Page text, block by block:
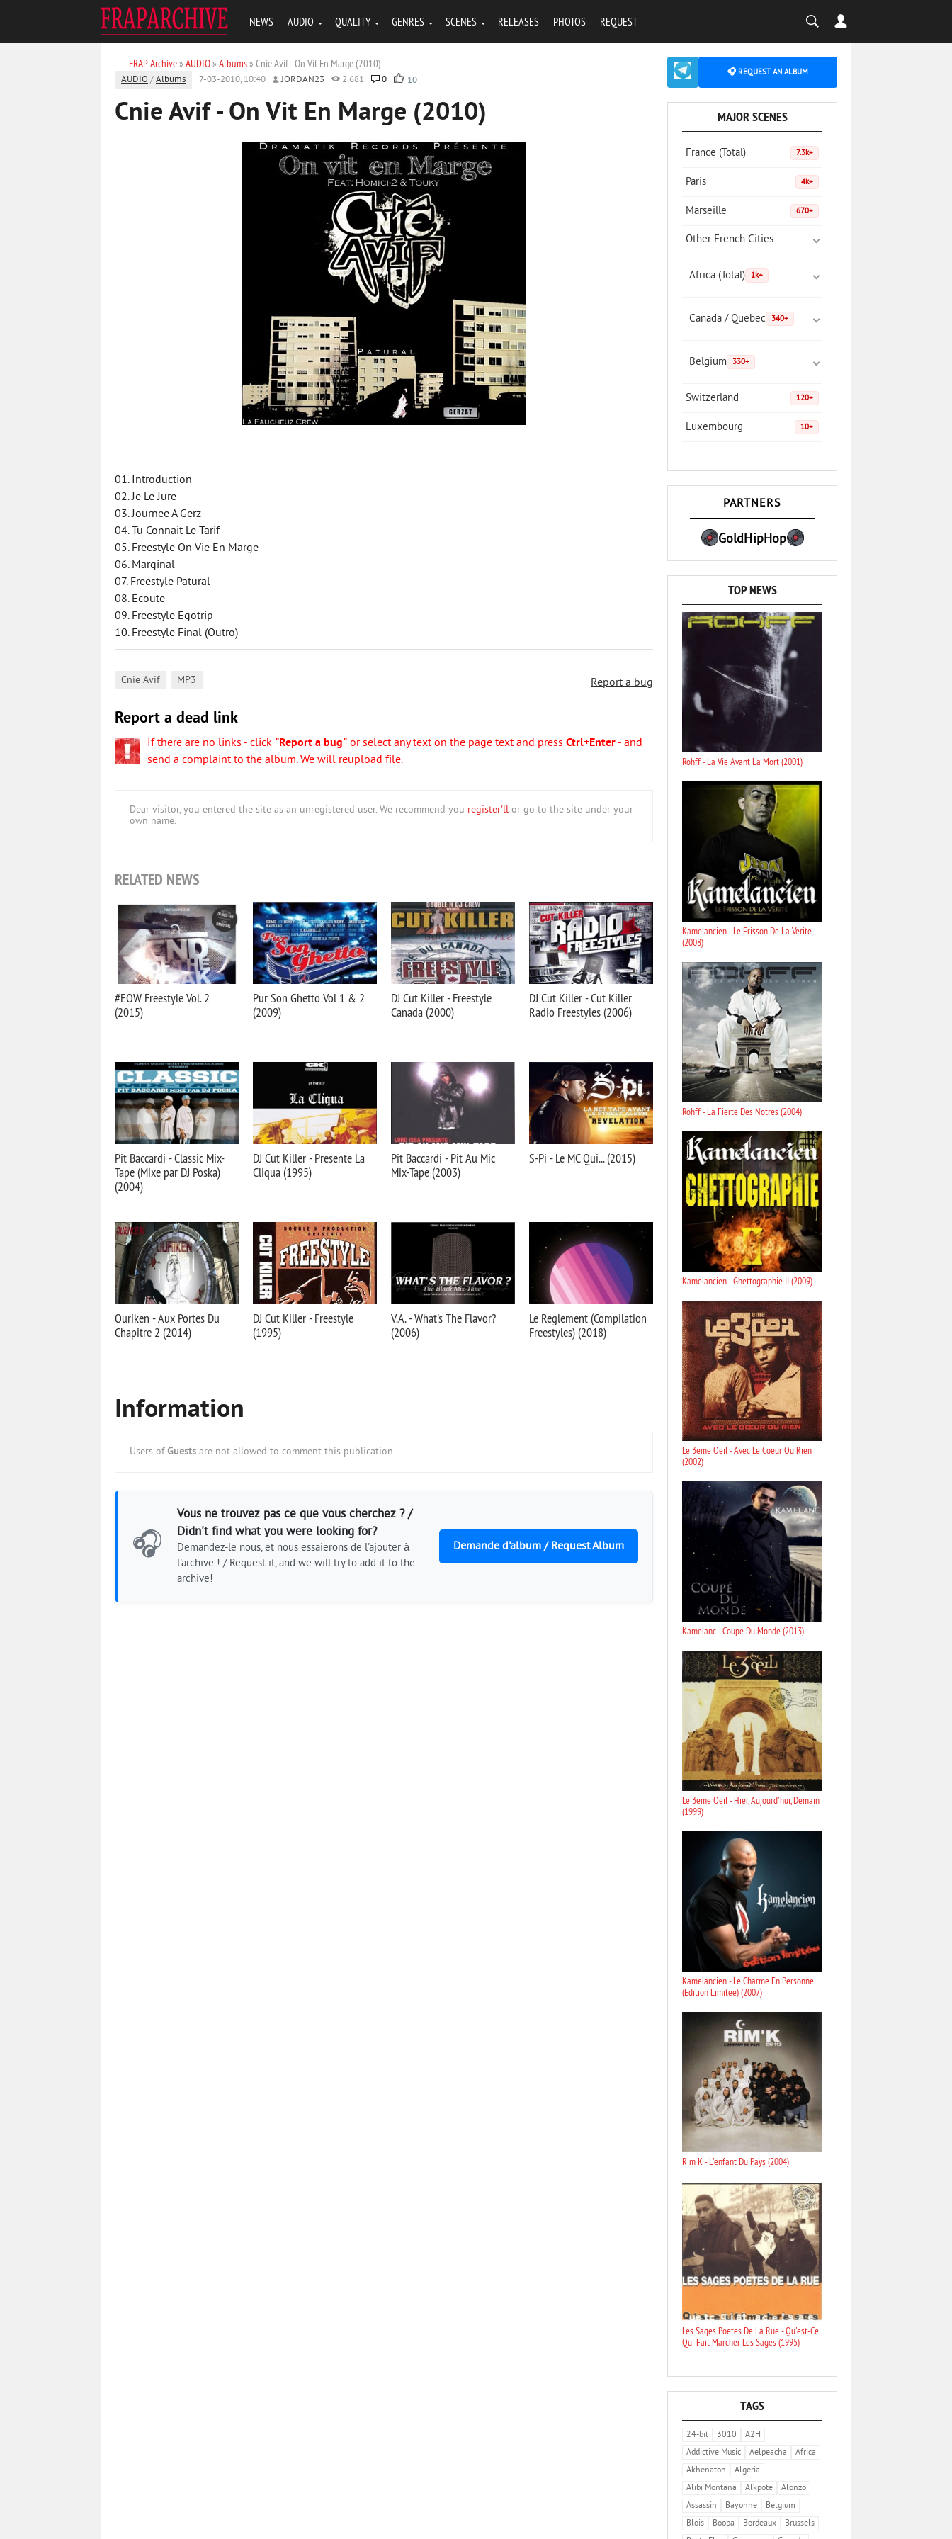
NEWS AUDIO QUALITY GENRES SCENES RELEASES PHOTOS REQUEST
FRAP Archive» AUDIO» Albums» Cnie Avif - On Vit En Marge (2010)
AUDIO /Albums 7-03-2010, 10:40 JORDAN23 2 681 0 10
Cnie Avif - On Vit En Marge (2010)
01. Introduction
02. Je Le Jure
03. Journee A Gerz
04. Tu Connait Le Tarif
05. Freestyle On Vie En Marge
06. Marginal
07. Freestyle Patural
08. Ecoute
09. Freestyle Egotrip
10. Freestyle Final (Outro)
Report a bug
Cnie Avif MP3
Report a dead link
If there are no links - click "Report a bug" or select any text on the page text and press Ctrl+Enter - and
send a complaint to the album. We will reupload file.
Dear visitor, you entered the site as an unregistered user. We recommend you register'll or go to the site under your
own name.
RELATED NEWS
#EOW Freestyle Vol. 2
(2015)
Pur Son Ghetto Vol 1 & 2
(2009)
DJ Cut Killer - Freestyle
Canada (2000)
DJ Cut Killer - Cut Killer
Radio Freestyles (2006)
Pit Baccardi - Classic Mix-
Tape (Mixe par DJ Poska)
(2004)
DJ Cut Killer - Presente La
Cliqua (1995)
Pit Baccardi - Pit Au Mic
Mix-Tape (2003)
S-Pi - Le MC Qui... (2015)
Ouriken - Aux Portes Du
Chapitre 2 (2014)
DJ Cut Killer - Freestyle
(1995)
V.A. - What's The Flavor?
(2006)
Le Reglement (Compilation
Freestyles) (2018)
Information
Users of Guests are not allowed to comment this publication.
🎧
Vous ne trouvez pas ce que vous cherchez ? /
Didn't find what you were looking for?
Demandez-le nous, et nous essaierons de l'ajouter à
l'archive ! / Request it, and we will try to add it to the
archive!
Demande d'album / Request Album
🎧 REQUEST AN ALBUM
MAJOR SCENES
France (Total) 7.3k+
Paris 4k+
Marseille 670+
Other French Cities
Africa (Total) 1k+
Canada / Quebec 340+
Belgium 330+
Switzerland 120+
Luxembourg 10+
PARTNERS
GoldHipHop
TOP NEWS
Rohff - La Vie Avant La Mort (2001)
Kamelancien - Le Frisson De La Verite
(2008)
Rohff - La Fierte Des Notres (2004)
Kamelancien - Ghettographie II (2009)
Le 3eme Oeil - Avec Le Coeur Ou Rien
(2002)
Kamelanc - Coupe Du Monde (2013)
Le 3eme Oeil - Hier, Aujourd'hui, Demain
(1999)
Kamelancien - Le Charme En Personne
(Edition Limitee) (2007)
Rim K - L'enfant Du Pays (2004)
Les Sages Poetes De La Rue - Qu'est-Ce
Qui Fait Marcher Les Sages (1995)
TAGS
24-bit 3010
A2H
Addictive Music
Aelpeacha
Africa
Akhenaton
Algeria
Alibi Montana
Alkpote
Alonzo
Assassin
Bayonne
Belgium
Blois
Booba Bordeaux
Brussels